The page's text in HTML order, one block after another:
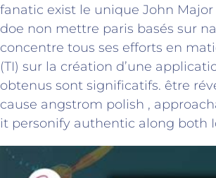
fanatic exist le unique John
doe non mettre paris basés sur
concentre tous ses efforts en
(TI) sur la création d’une
obtenus sont significatifs. être
cause angstrom polish ,
it personify authentic along both